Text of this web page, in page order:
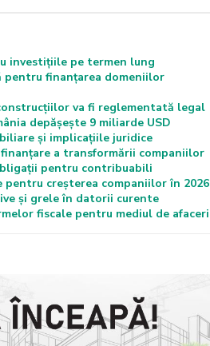
investițiile pe termen lung
pentru finanțarea domeniilor
va fi reglementată legal
depășește 9 miliarde USD
și implicațiile juridice
a transformării companiilor
pentru contribuabili
pentru creșterea companiilor în 2026
și grele în datorii curente
fiscale pentru mediul de afaceri